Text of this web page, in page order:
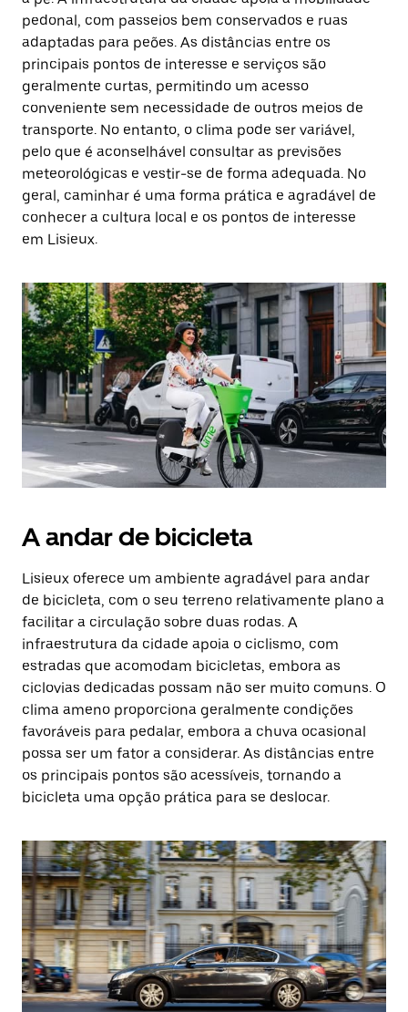
pedonal, com passeios bem conservados e ruas
adaptadas para peões. As distâncias entre os
principais pontos de interesse e serviços são
geralmente curtas, permitindo um acesso
conveniente sem necessidade de outros meios de
transporte. No entanto, o clima pode ser variável,
pelo que é aconselhável consultar as previsões
meteorológicas e vestir-se de forma adequada. No
geral, caminhar é uma forma prática e agradável de
conhecer a cultura local e os pontos de interesse
em Lisieux.
A andar de bicicleta
Lisieux oferece um ambiente agradável para andar
de bicicleta, com o seu terreno relativamente plano a
facilitar a circulação sobre duas rodas. A
infraestrutura da cidade apoia o ciclismo, com
estradas que acomodam bicicletas, embora as
ciclovias dedicadas possam não ser muito comuns. O
clima ameno proporciona geralmente condições
favoráveis para pedalar, embora a chuva ocasional
possa ser um fator a considerar. As distâncias entre
os principais pontos são acessíveis, tornando a
bicicleta uma opção prática para se deslocar.